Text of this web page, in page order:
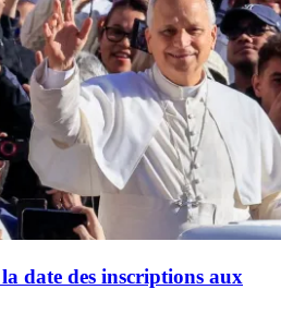
date des inscriptions aux